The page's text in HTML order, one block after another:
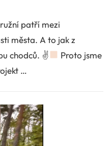
patří mezi
města. A to jak z
chodců. ✌
Proto jsme
…